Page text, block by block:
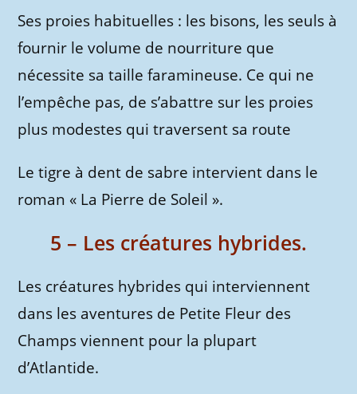
Ses proies habituelles : les bisons, les seuls à
fournir le volume de nourriture que
nécessite sa taille faramineuse. Ce qui ne
l’empêche pas, de s’abattre sur les proies
plus modestes qui traversent sa route
Le tigre à dent de sabre intervient dans le
roman « La Pierre de Soleil ».
5 – Les créatures hybrides.
Les créatures hybrides qui interviennent
dans les aventures de Petite Fleur des
Champs viennent pour la plupart
d’Atlantide.